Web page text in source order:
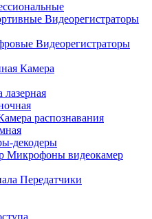
Видеорегистраторы
Видеорегистраторы
Камера
лазерная
распознавания
декодеры
Микрофоны видеокамер
Передатчики